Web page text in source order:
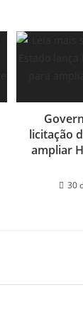
licitação
ampliar
30